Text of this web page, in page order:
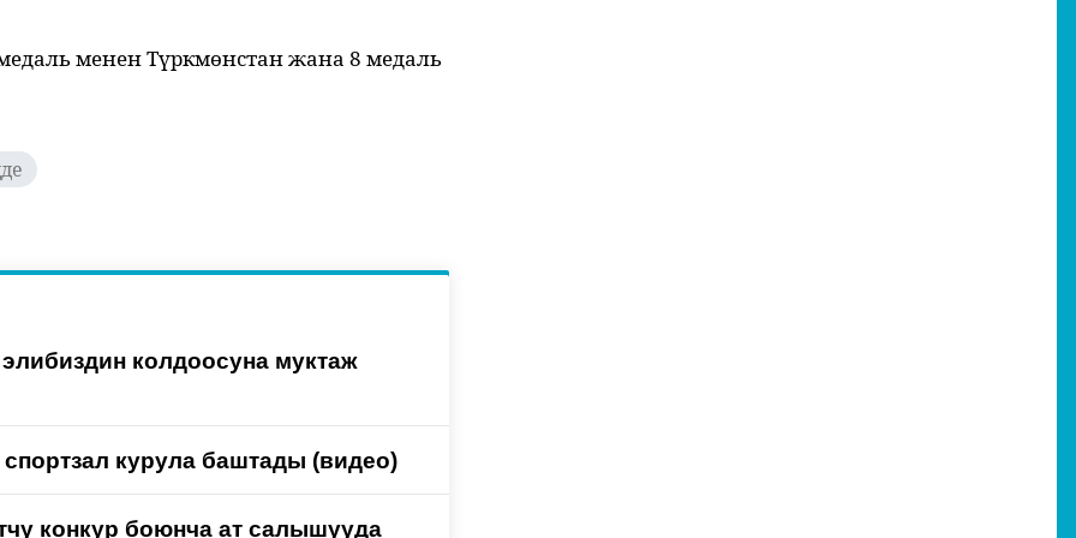
менен Түркмөнстан жана 8 медаль
колдоосуна муктаж
курула баштады (видео)
конкур боюнча ат салышууда